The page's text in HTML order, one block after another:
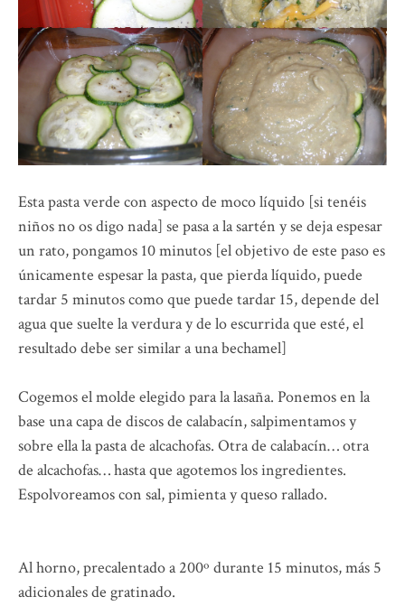
Esta pasta verde con aspecto de moco líquido [si tenéis
niños no os digo nada] se pasa a la sartén y se deja espesar
un rato, pongamos 10 minutos [el objetivo de este paso es
únicamente espesar la pasta, que pierda líquido, puede
tardar 5 minutos como que puede tardar 15, depende del
agua que suelte la verdura y de lo escurrida que esté, el
resultado debe ser similar a una bechamel]
Cogemos el molde elegido para la lasaña. Ponemos en la
base una capa de discos de calabacín, salpimentamos y
sobre ella la pasta de alcachofas. Otra de calabacín… otra
de alcachofas… hasta que agotemos los ingredientes.
Espolvoreamos con sal, pimienta y queso rallado.
Al horno, precalentado a 200º durante 15 minutos, más 5
adicionales de gratinado.